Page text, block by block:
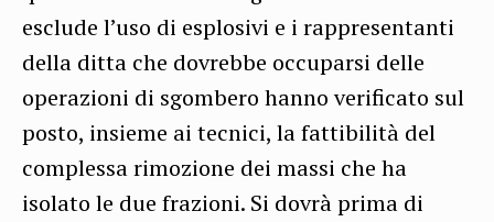
esclude l’uso di esplosivi e i rappresentanti
della ditta che dovrebbe occuparsi delle
operazioni di sgombero hanno verificato sul
posto, insieme ai tecnici, la fattibilità del
complessa rimozione dei massi che ha
isolato le due frazioni. Si dovrà prima di